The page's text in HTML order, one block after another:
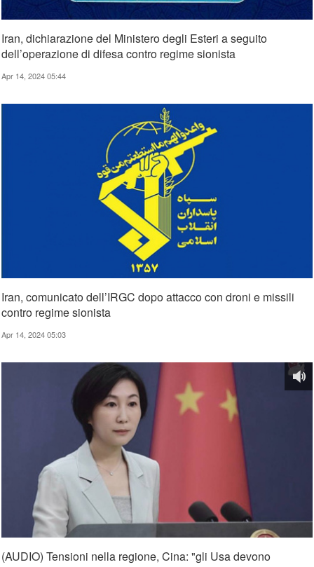
Iran, dichiarazione del Ministero degli Esteri a seguito
dell’operazione di difesa contro regime sionista
Apr 14, 2024 05:44
Iran, comunicato dell’IRGC dopo attacco con droni e missili
contro regime sionista
Apr 14, 2024 05:03
(AUDIO) Tensioni nella regione, Cina: "gli Usa devono